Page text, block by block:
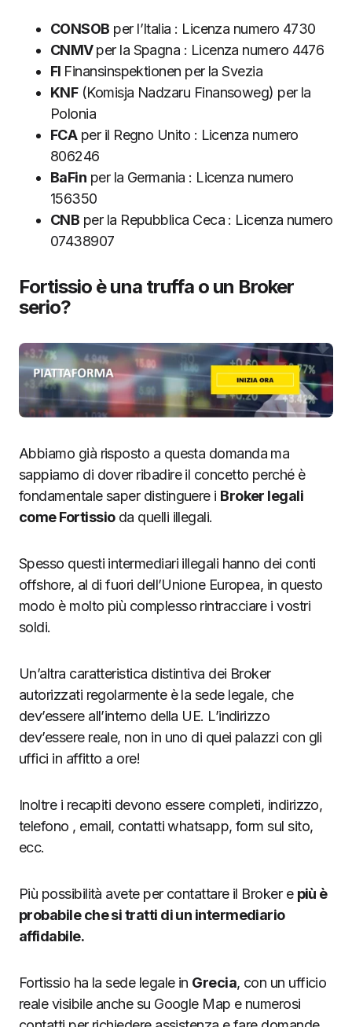
CONSOB per l’Italia : Licenza numero 4730
CNMVper la Spagna : Licenza numero 4476
FI Finansinspektionen per la Svezia
KNF(Komisja Nadzaru Finansoweg) per la
Polonia
FCAper il Regno Unito : Licenza numero
806246
BaFin per la Germania : Licenza numero
156350
CNB per la Repubblica Ceca : Licenza numero
07438907
Fortissio è una truffa o un Broker
serio?
Abbiamo già risposto a questa domanda ma
sappiamo di dover ribadire il concetto perché è
fondamentale saper distinguere i Broker legali
come Fortissioda quelli illegali.
Spesso questi intermediari illegali hanno dei conti
offshore, al di fuori dell’Unione Europea, in questo
modo è molto più complesso rintracciare i vostri
soldi.
Un’altra caratteristica distintiva dei Broker
autorizzati regolarmente è la sede legale, che
dev’essere all’interno della UE. L’indirizzo
dev’essere reale, non in uno di quei palazzi con gli
uffici in affitto a ore!
Inoltre i recapiti devono essere completi, indirizzo,
telefono , email, contatti whatsapp, form sul sito,
ecc.
Più possibilità avete per contattare il Broker e più è
probabile che si tratti di un intermediario
affidabile.
Fortissio ha la sede legale in Grecia, con un ufficio
reale visibile anche su Google Map e numerosi